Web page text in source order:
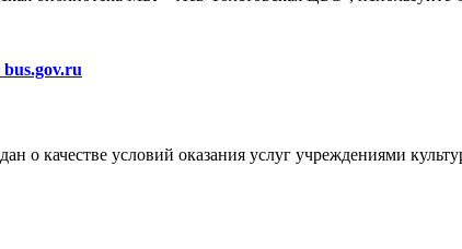
bus.gov.ru
о качестве условий оказания услуг учреждениями